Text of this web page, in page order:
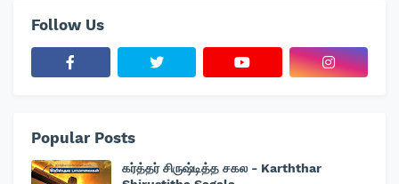
Follow Us
Popular Posts
கர்த்தர் சிருஷ்டித்த சகல - Karththar